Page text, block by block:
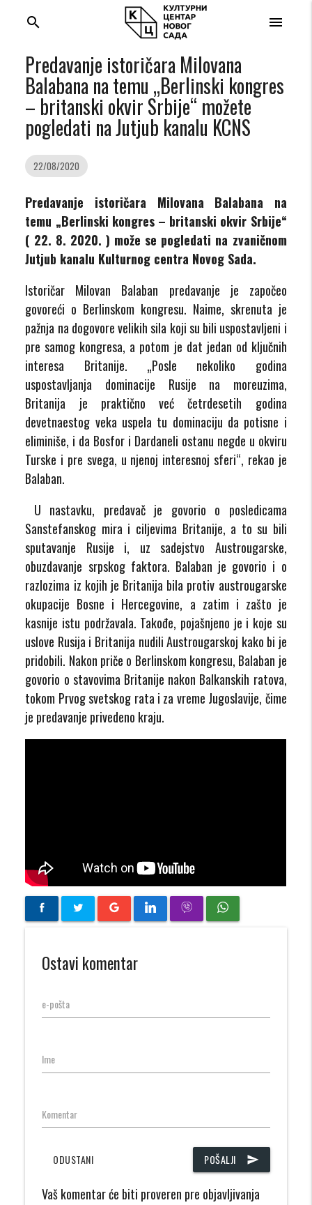
menu
search
Predavanje istoričara Milovana
Balabana na temu „Berlinski kongres
– britanski okvir Srbije“ možete
pogledati na Jutjub kanalu KCNS
22/08/2020
Predavanje istoričara Milovana Balabana na
temu „Berlinski kongres – britanski okvir Srbije“
( 22. 8. 2020. ) može se pogledati na zvaničnom
Jutjub kanalu Kulturnog centra Novog Sada.
Istoričar Milovan Balaban predavanje je započeo
govoreći o Berlinskom kongresu. Naime, skrenuta je
pažnja na dogovore velikih sila koji su bili uspostavljeni i
pre samog kongresa, a potom je dat jedan od ključnih
interesa Britanije. „Posle nekoliko godina
uspostavljanja dominacije Rusije na moreuzima,
Britanija je praktično već četrdesetih godina
devetnaestog veka uspela tu dominaciju da potisne i
eliminiše, i da Bosfor i Dardaneli ostanu negde u okviru
Turske i pre svega, u njenoj interesnoj sferi“, rekao je
Balaban.
U nastavku, predavač je govorio o posledicama
Sanstefanskog mira i ciljevima Britanije, a to su bili
sputavanje Rusije i, uz sadejstvo Austrougarske,
obuzdavanje srpskog faktora. Balaban je govorio i o
razlozima iz kojih je Britanija bila protiv austrougarske
okupacije Bosne i Hercegovine, a zatim i zašto je
kasnije istu podržavala. Takođe, pojašnjeno je i koje su
uslove Rusija i Britanija nudili Austrougarskoj kako bi je
pridobili. Nakon priče o Berlinskom kongresu, Balaban je
govorio o stavovima Britanije nakon Balkanskih ratova,
tokom Prvog svetskog rata i za vreme Jugoslavije, čime
je predavanje privedeno kraju.
Ostavi komentar
e-pošta
Ime
Komentar
POŠALJI send
ODUSTANI
Vaš komentar će biti proveren pre objavljivanja